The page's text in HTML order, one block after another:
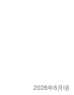
2026年6月頃